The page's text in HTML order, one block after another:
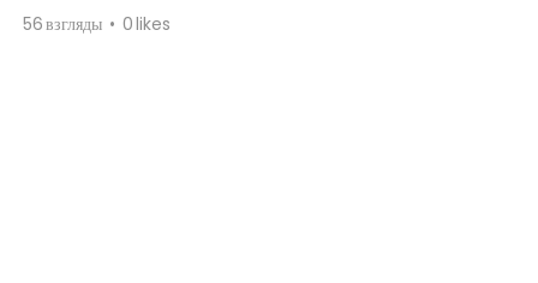
Мл
56взгляды 0likes